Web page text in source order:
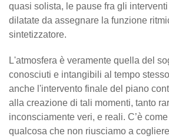
quasi solista, le pause fra gli
dilatate da assegnare la funzione
sintetizzatore.
L'atmosfera è veramente quella del
conosciuti e intangibili al tempo
anche l'intervento finale del piano
alla creazione di tali momenti, tanto
inconsciamente veri, e reali. C’è
qualcosa che non riusciamo a